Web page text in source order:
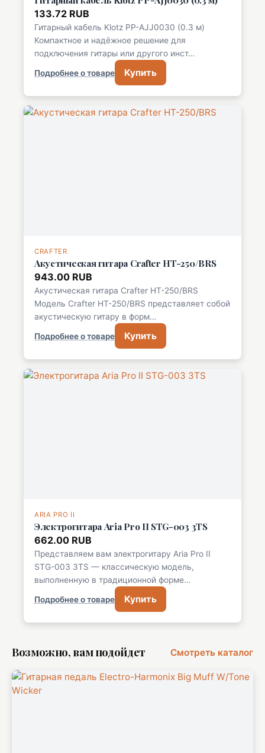
133.72 RUB
Гитарный кабель Klotz PP-AJJ0030 (0.3 м)
Компактное и надёжное решение для
подключения гитары или другого инст…
Подробнее о товаре Купить
CRAFTER
Акустическая гитара Crafter HT-250/BRS
943.00 RUB
Акустическая гитара Crafter HT-250/BRS
Модель Crafter HT-250/BRS представляет собой
акустическую гитару в форм…
Подробнее о товаре Купить
ARIA PRO II
Электрогитара Aria Pro II STG-003 3TS
662.00 RUB
Представляем вам электрогитару Aria Pro II
STG-003 3TS — классическую модель,
выполненную в традиционной форме…
Подробнее о товаре Купить
Возможно, вам подойдет Смотреть каталог